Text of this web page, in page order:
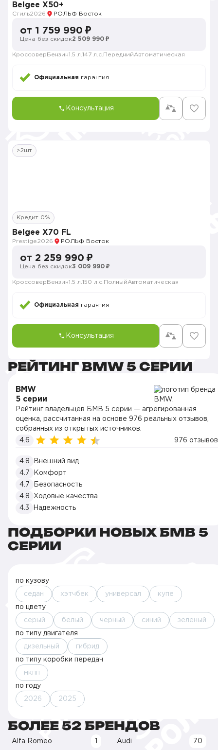
Belgee X50+
Стиль2026 РОЛЬФ Восток
от 1 759 990 ₽
Цена без скидок2 509 990 ₽
Кроссовер Бензин1.5 л. 147 л.с. ПереднийАвтоматическая
Официальная гарантия
Консультация
>2шт
Кредит 0%
Belgee X70 FL
Prestige2026 РОЛЬФ Восток
от 2 259 990 ₽
Цена без скидок3 009 990 ₽
Кроссовер Бензин1.5 л. 150 л.с. ПолныйАвтоматическая
Официальная гарантия
Консультация
РЕЙТИНГ BMW 5 СЕРИИ
BMW
5 серии
Рейтинг владельцев БМВ 5 серии — агрегированная
оценка, рассчитанная на основе 976 реальных отзывов,
собранных из открытых источников.
4.6
976 отзывов
4.8
Внешний вид
4.7
Комфорт
4.7
Безопасность
4.8
Ходовые качества
4.3
Надежность
ПОДБОРКИ НОВЫХ БМВ 5
СЕРИИ
по кузову
седан хэтчбек универсал купе
по цвету
серый белый черный синий зеленый
по типу двигателя
дизельный гибрид
по типу коробки передач
мкпп
по году
2026 2025
БОЛЕЕ 52 БРЕНДОВ
Alfa Romeo Audi 70